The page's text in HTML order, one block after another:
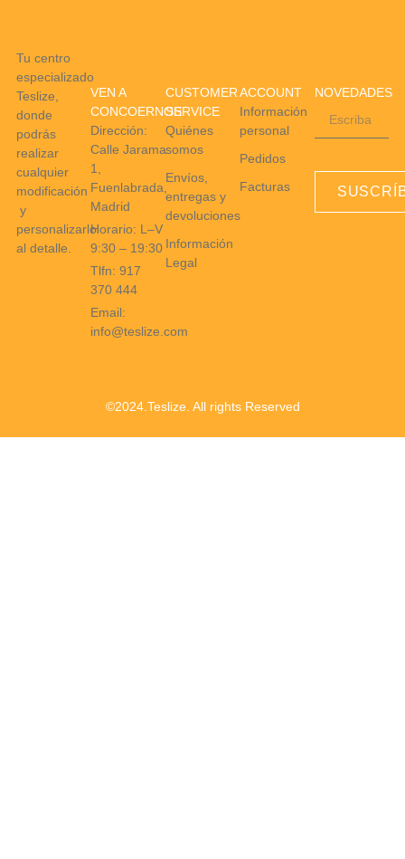
Tu centro
especializado
Teslize,
donde
podrás
realizar
cualquier
modificación
y
personalizarlo
al detalle.
VEN A
CONCOERNOS
Dirección:
Calle Jarama
1,
Fuenlabrada,
Madrid
Horario: L–V
9:30 – 19:30
Tlfn: 917
370 444
Email:
info@teslize.com
CUSTOMER
SERVICE
Quiénes
somos
Envíos,
entregas y
devoluciones
Información
Legal
ACCOUNT
Información
personal
Pedidos
Facturas
NOVEDADES
©2024.Teslize. All rights Reserved